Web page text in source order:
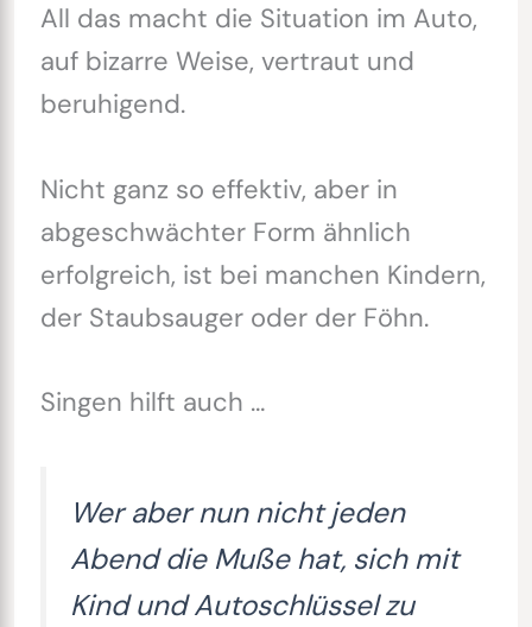
All das macht die Situation im Auto,
auf bizarre Weise, vertraut und
beruhigend.
Nicht ganz so effektiv, aber in
abgeschwächter Form ähnlich
erfolgreich, ist bei manchen Kindern,
der Staubsauger oder der Föhn.
Singen hilft auch …
Wer aber nun nicht jeden
Abend die Muße hat, sich mit
Kind und Autoschlüssel zu